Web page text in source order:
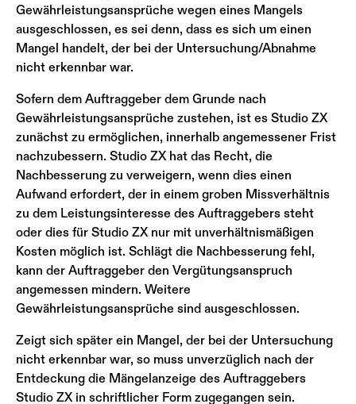
Gewährleistungsansprüche wegen eines Mangels
ausgeschlossen, es sei denn, dass es sich um einen
Mangel handelt, der bei der Untersuchung/Abnahme
nicht erkennbar war.
Sofern dem Auftraggeber dem Grunde nach
Gewährleistungsansprüche zustehen, ist es Studio ZX
zunächst zu ermöglichen, innerhalb angemessener Frist
nachzubessern. Studio ZX hat das Recht, die
Nachbesserung zu verweigern, wenn dies einen
Aufwand erfordert, der in einem groben Missverhältnis
zu dem Leistungsinteresse des Auftraggebers steht
oder dies für Studio ZX nur mit unverhältnismäßigen
Kosten möglich ist. Schlägt die Nachbesserung fehl,
kann der Auftraggeber den Vergütungsanspruch
angemessen mindern. Weitere
Gewährleistungsansprüche sind ausgeschlossen.
Zeigt sich später ein Mangel, der bei der Untersuchung
nicht erkennbar war, so muss unverzüglich nach der
Entdeckung die Mängelanzeige des Auftraggebers
Studio ZX in schriftlicher Form zugegangen sein.